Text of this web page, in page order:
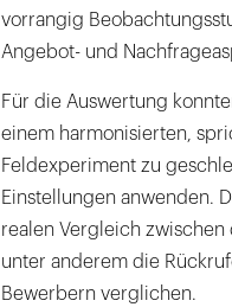
vorrangig
Angebot- und
Für die Auswertung
einem harmonisierten,
Feldexperiment zu
Einstellungen anwenden.
realen Vergleich
unter anderem die
Bewerbern verglichen.